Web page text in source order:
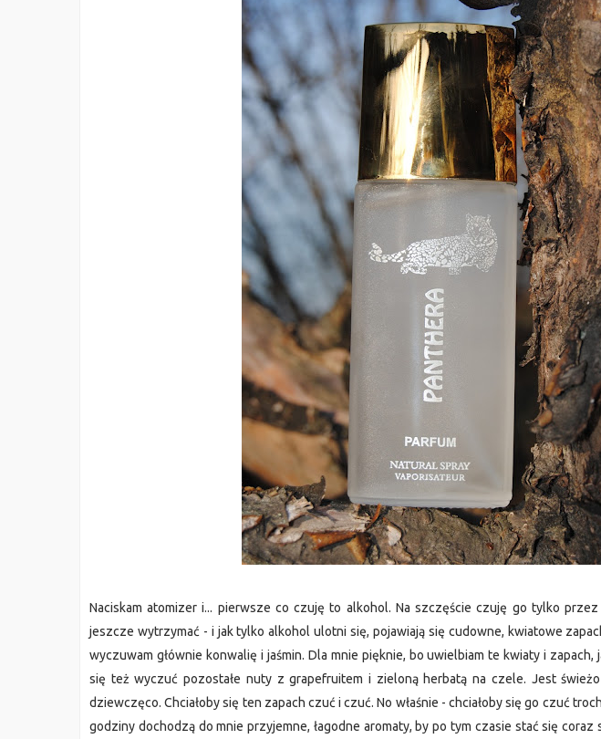
Naciskam atomizer i... pierwsze co czuję to alkohol. Na szczęście czuję go tylko
jeszcze wytrzymać - i jak tylko alkohol ulotni się, pojawiają się cudowne, kwiatowe
wyczuwam głównie konwalię i jaśmin. Dla mnie pięknie, bo uwielbiam te kwiaty i zapach,
się też wyczuć pozostałe nuty z grapefruitem i zieloną herbatą na czele. Jest
dziewczęco. Chciałoby się ten zapach czuć i czuć. No właśnie - chciałoby się go czuć
godziny dochodzą do mnie przyjemne, łagodne aromaty, by po tym czasie stać się coraz